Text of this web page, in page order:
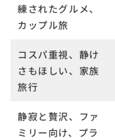
練されたグルメ、
カップル旅
コスパ重視、静け
さもほしい、家族
旅行
静寂と贅沢、ファ
ミリー向け、プラ